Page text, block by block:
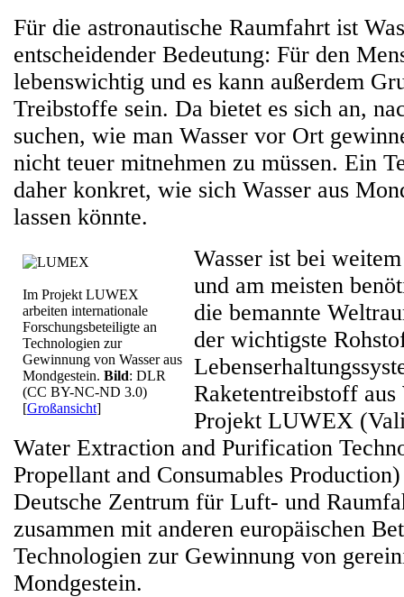
Für die astronautische Raumfahrt ist
entscheidender Bedeutung: Für den
lebenswichtig und es kann außerdem
Treibstoffe sein. Da bietet es sich an,
suchen, wie man Wasser vor Ort
nicht teuer mitnehmen zu müssen. Ein
daher konkret, wie sich Wasser aus
lassen könnte.
Im Projekt LUWEX
arbeiten internationale
Forschungsbeteiligte an
Technologien zur
Gewinnung von Wasser aus
Mondgestein. Bild: DLR
(CC BY-NC-ND 3.0)
[Großansicht]
Wasser ist bei
und am meisten
die bemannte
der wichtigste
Raketentreibstoff
Projekt LUWEX
Water Extraction and Purification
Propellant and Consumables
Deutsche Zentrum für Luft- und
zusammen mit anderen europäischen
Technologien zur Gewinnung von
Mondgestein.